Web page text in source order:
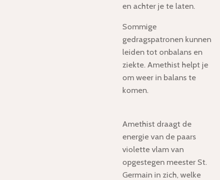
en achter je te laten.
Sommige
gedragspatronen kunnen
leiden tot onbalans en
ziekte. Amethist helpt je
om weer in balans te
komen.
Amethist draagt de
energie van de paars
violette vlam van
opgestegen meester St.
Germain in zich, welke